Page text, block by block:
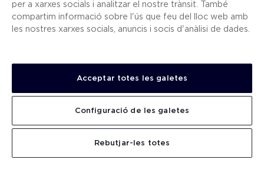
CERCAR
MAPA WEB
CONDICIONS CONTRACTACIÓ
CANAL DE DENÚNCIES
TREBALLA AMB NOSALTRES
..
per a xarxes socials i analitzar el nostre trànsit. També
compartim informació sobre l'ús que feu del lloc web amb
les nostres xarxes socials, anuncis i socis d'anàlisi de dades.
Acceptar totes les galetes
Rebutjar-les totes
Configuració de les galetes